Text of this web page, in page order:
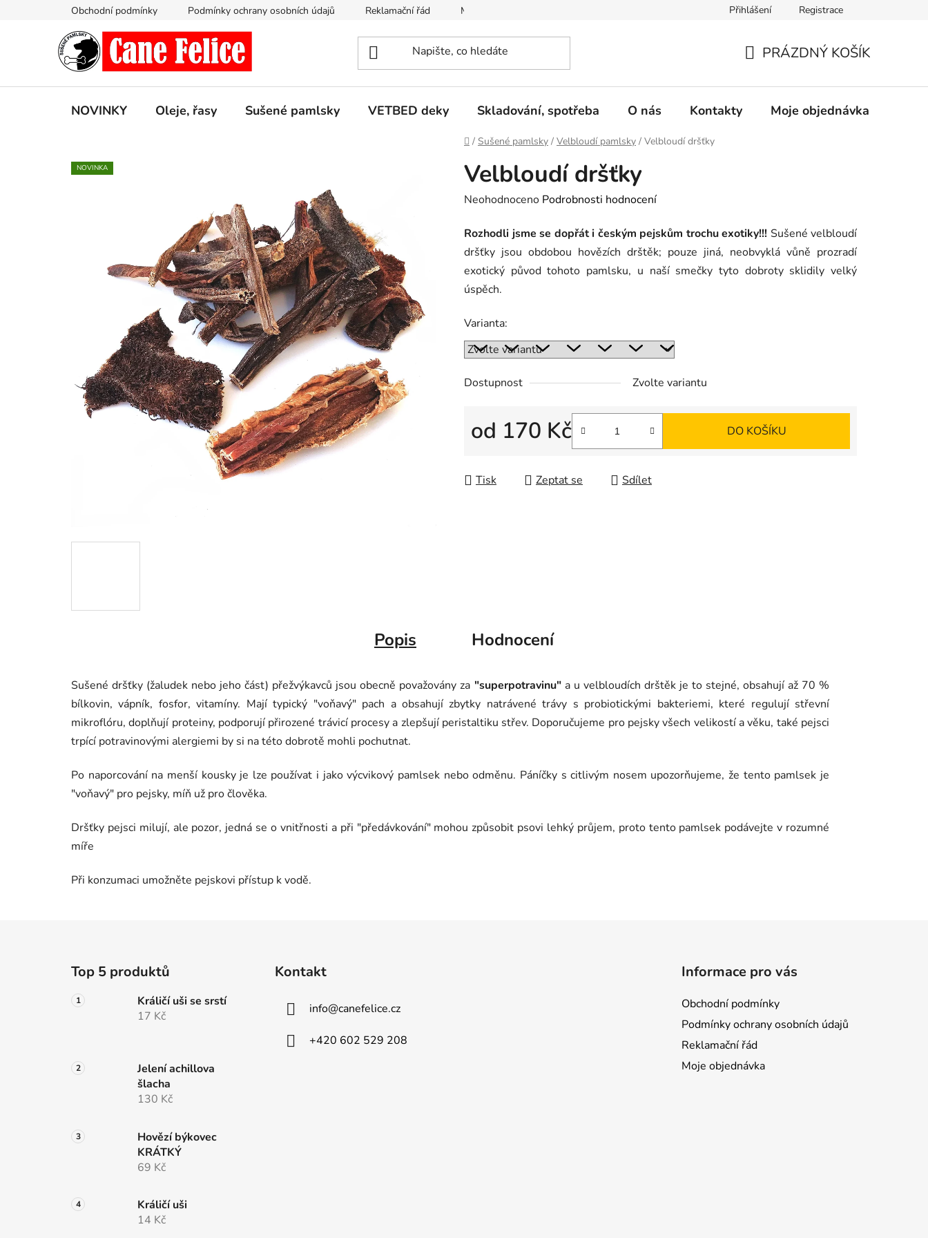
Obchodní podmínky Podmínky ochrany osobních údajů Reklamační řád Moje objednávka Přihlášení Registrace
KOŠÍK
PRÁZDNÝ KOŠÍK
NOVINKY Oleje, řasy Sušené pamlsky VETBED deky Skladování, spotřeba O nás Kontakty Moje objednávka
Domů
/ Sušené pamlsky / Velbloudí pamlsky / Velbloudí dršťky
Velbloudí dršťky
Průměrné
produktu
je
0,0
z
hvězdiček.
Neohodnoceno Podrobnosti hodnocení
Rozhodli jsme se dopřát i českým pejskům trochu exotiky!!! Sušené velbloudí
dršťky jsou obdobou hovězích drštěk; pouze jiná, neobvyklá vůně prozradí
exotický původ tohoto pamlsku, u naší smečky tyto dobroty sklidily velký
úspěch.
Varianta:
Dostupnost Zvolte variantu
od 170 Kč DO KOŠÍKU
Tisk Zeptat se Sdílet
NOVINKA
Popis Hodnocení
Sušené dršťky (žaludek nebo jeho část) přežvýkavců jsou obecně považovány za "superpotravinu"a u velbloudích drštěk je to stejné, obsahují až 70 %
bílkovin, vápník, fosfor, vitamíny. Mají typický "voňavý" pach a obsahují zbytky natrávené trávy s probiotickými bakteriemi, které regulují střevní
mikroflóru, doplňují proteiny, podporují přirozené trávicí procesy a zlepšují peristaltiku střev. Doporučujeme pro pejsky všech velikostí a věku, také pejsci
trpící potravinovými alergiemi by si na této dobrotě mohli pochutnat.
Po naporcování na menší kousky je lze používat i jako výcvikový pamlsek nebo odměnu. Páníčky s citlivým nosem upozorňujeme, že tento pamlsek je
"voňavý" pro pejsky, míň už pro člověka.
Dršťky pejsci milují, ale pozor, jedná se o vnitřnosti a při "předávkování" mohou způsobit psovi lehký průjem, proto tento pamlsek podávejte v rozumné
míře
Při konzumaci umožněte pejskovi přístup k vodě.
Top 5 produktů
Králičí uši se srstí
17 Kč
Jelení achillova
šlacha
130 Kč
Hovězí býkovec
KRÁTKÝ
69 Kč
Králičí uši
14 Kč
Kontakt
info@canefelice.cz
+420 602 529 208
Informace pro vás
Obchodní podmínky
Podmínky ochrany osobních údajů
Reklamační řád
Moje objednávka